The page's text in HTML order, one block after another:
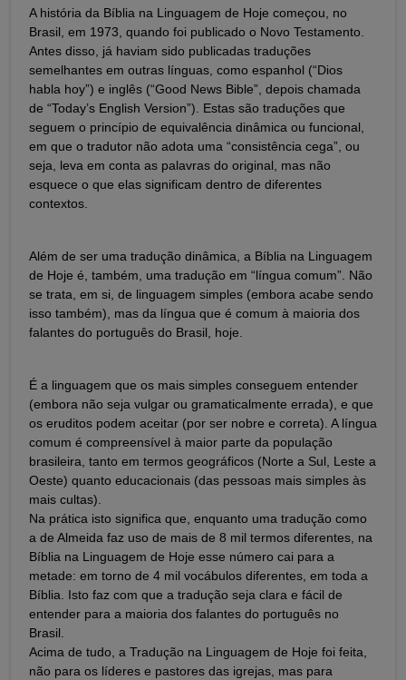
A história da Bíblia na Linguagem de Hoje começou, no
Brasil, em 1973, quando foi publicado o Novo Testamento.
Antes disso, já haviam sido publicadas traduções
semelhantes em outras línguas, como espanhol (“Dios
habla hoy”) e inglês (“Good News Bible”, depois chamada
de “Today’s English Version”). Estas são traduções que
seguem o princípio de equivalência dinâmica ou funcional,
em que o tradutor não adota uma “consistência cega”, ou
seja, leva em conta as palavras do original, mas não
esquece o que elas significam dentro de diferentes
contextos.
Além de ser uma tradução dinâmica, a Bíblia na Linguagem
de Hoje é, também, uma tradução em “língua comum”. Não
se trata, em si, de linguagem simples (embora acabe sendo
isso também), mas da língua que é comum à maioria dos
falantes do português do Brasil, hoje.
É a linguagem que os mais simples conseguem entender
(embora não seja vulgar ou gramaticalmente errada), e que
os eruditos podem aceitar (por ser nobre e correta). A língua
comum é compreensível à maior parte da população
brasileira, tanto em termos geográficos (Norte a Sul, Leste a
Oeste) quanto educacionais (das pessoas mais simples às
mais cultas).
Na prática isto significa que, enquanto uma tradução como
a de Almeida faz uso de mais de 8 mil termos diferentes, na
Bíblia na Linguagem de Hoje esse número cai para a
metade: em torno de 4 mil vocábulos diferentes, em toda a
Bíblia. Isto faz com que a tradução seja clara e fácil de
entender para a maioria dos falantes do português no
Brasil.
Acima de tudo, a Tradução na Linguagem de Hoje foi feita,
não para os líderes e pastores das igrejas, mas para